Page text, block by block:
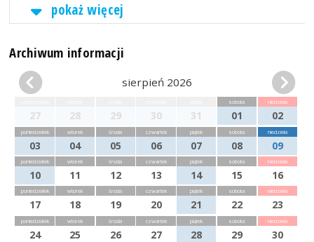
pokaż więcej
Archiwum informacji
sierpień 2026
27 28 29 30 31
sobota
01
niedziela
02
poniedziałek
03
wtorek
04
środa
05
czwartek
06
piątek
07
sobota
08
niedziela
09
poniedziałek
10
wtorek
11
środa
12
czwartek
13
piątek
14
sobota
15
niedziela
16
poniedziałek
17
wtorek
18
środa
19
czwartek
20
piątek
21
sobota
22
niedziela
23
poniedziałek
24
wtorek
25
środa
26
czwartek
27
piątek
28
sobota
29
niedziela
30